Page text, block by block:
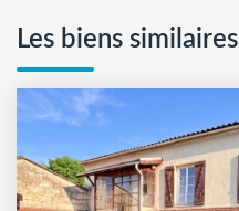
Les biens similaires